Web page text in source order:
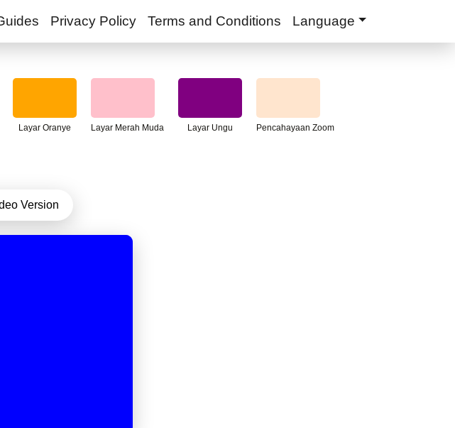
Privacy Policy Terms and Conditions Language
Layar Oranye Layar Merah Muda Layar Ungu Pencahayaan Zoom
Version